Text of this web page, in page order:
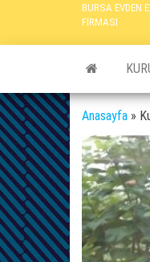
BURSA EVDEN
FİRMASI
Anasayfa »